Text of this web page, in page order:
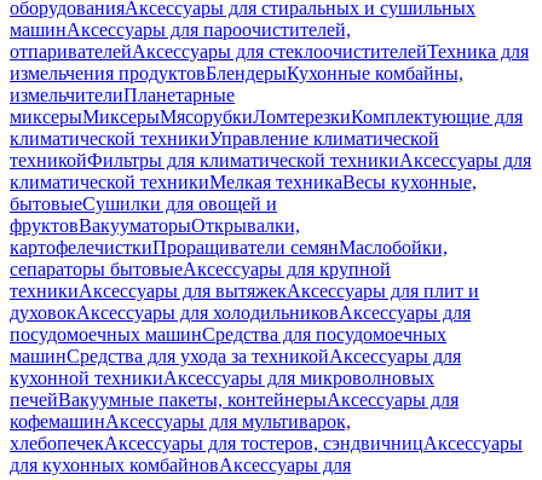
оборудованияАксессуары для стиральных и сушильных
машинАксессуары для пароочистителей,
отпаривателейАксессуары для стеклоочистителейТехника для
измельчения продуктовБлендерыКухонные комбайны,
измельчителиПланетарные
миксерыМиксерыМясорубкиЛомтерезкиКомплектующие для
климатической техникиУправление климатической
техникойФильтры для климатической техникиАксессуары для
климатической техникиМелкая техникаВесы кухонные,
бытовыеСушилки для овощей и
фруктовВакууматорыОткрывалки,
картофелечисткиПроращиватели семянМаслобойки,
сепараторы бытовыеАксессуары для крупной
техникиАксессуары для вытяжекАксессуары для плит и
духовокАксессуары для холодильниковАксессуары для
посудомоечных машинСредства для посудомоечных
машинСредства для ухода за техникойАксессуары для
кухонной техникиАксессуары для микроволновых
печейВакуумные пакеты, контейнерыАксессуары для
кофемашинАксессуары для мультиварок,
хлебопечекАксессуары для тостеров, сэндвичницАксессуары
для кухонных комбайновАксессуары для